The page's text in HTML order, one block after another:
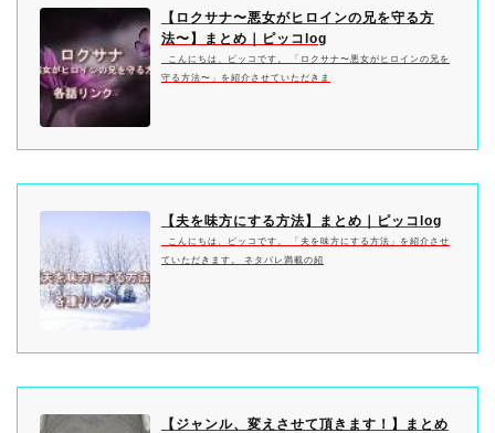
【ロクサナ〜悪女がヒロインの兄を守る方
法〜】まとめ｜ピッコlog
こんにちは、ピッコです。 「ロクサナ〜悪女がヒロインの兄を
守る方法〜」を紹介させていただきま
【夫を味方にする方法】まとめ｜ピッコlog
こんにちは、ピッコです。 「夫を味方にする方法」を紹介させ
ていただきます。 ネタバレ満載の紹
【ジャンル、変えさせて頂きます！】まとめ